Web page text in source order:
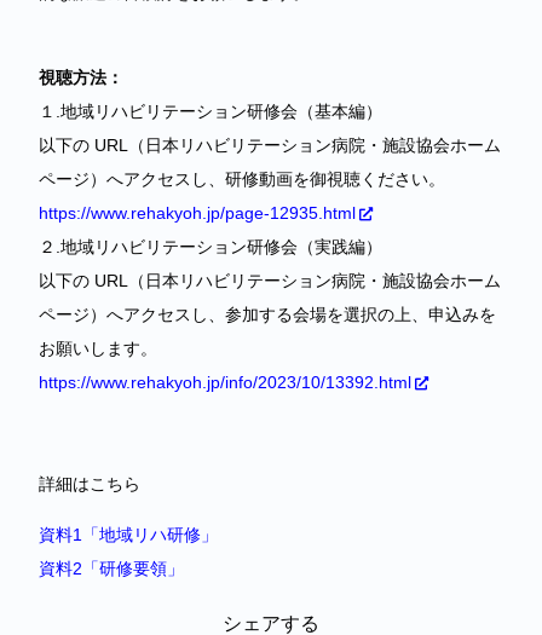
視聴方法：
１.地域リハビリテーション研修会（基本編）
以下の URL（日本リハビリテーション病院・施設協会ホーム
ページ）へアクセスし、研修動画を御視聴ください。
https://www.rehakyoh.jp/page-12935.html
２.地域リハビリテーション研修会（実践編）
以下の URL（日本リハビリテーション病院・施設協会ホーム
ページ）へアクセスし、参加する会場を選択の上、申込みを
お願いします。
https://www.rehakyoh.jp/info/2023/10/13392.html
詳細はこちら
資料1「地域リハ研修」
資料2「研修要領」
シェアする